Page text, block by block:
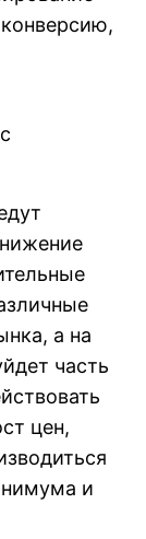
а на
часть
цен,
и